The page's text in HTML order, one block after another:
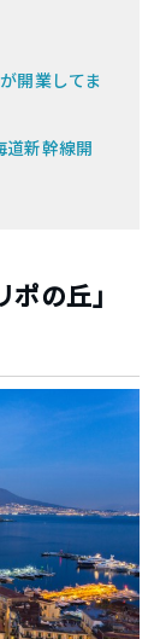
開業してま
道新幹線開
の丘」